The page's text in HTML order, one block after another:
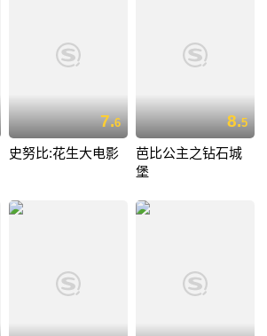
7.6
史努比:花生大电影
8.5
芭比公主之钻石城
堡